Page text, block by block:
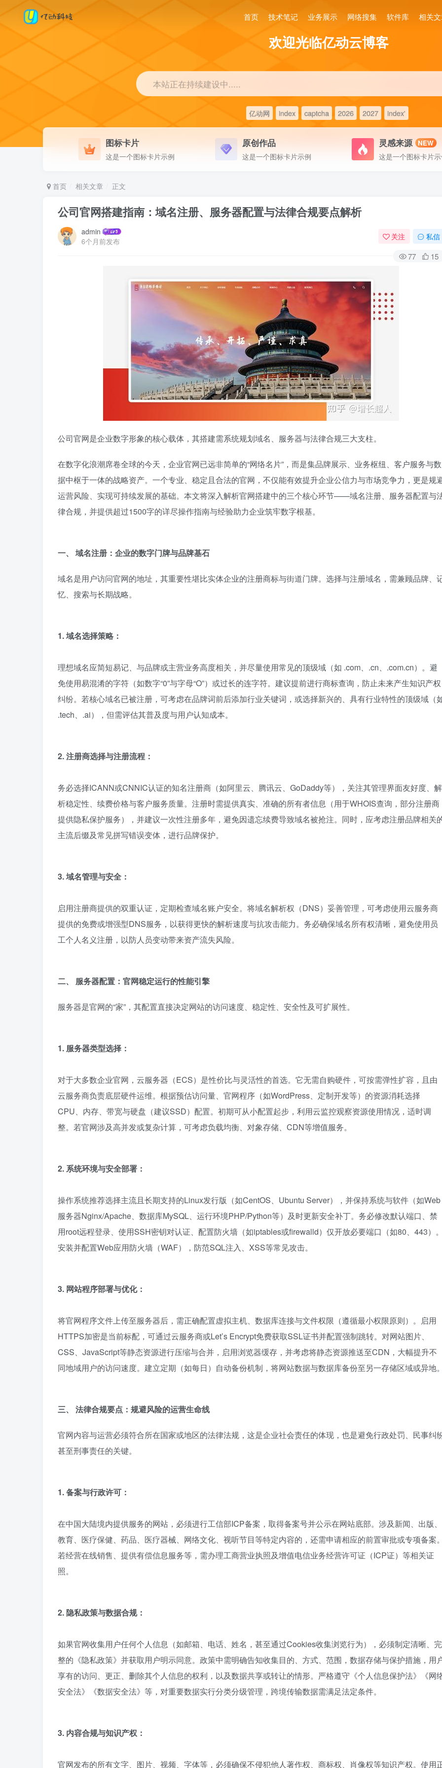
首页 技术笔记 业务展示 网络搜集 软件库 相关
欢迎光临亿动云博客
本站正在持续建设中.....
亿动网 index captcha 2026 2027 index'
图标卡片
这是一个图标卡片示例
原创作品
这是一个图标卡片示例
灵感来源 NEW
这是一个图标卡片
首页 相关文章 正文
公司官网搭建指南：域名注册、服务器配置与法律合规要点解析
admin
6个月前发布
关注 私信
77 15
公司官网是企业数字形象的核心载体，其搭建需系统规划域名、服务器与法律合规三大支柱。
在数字化浪潮席卷全球的今天，企业官网已远非简单的“网络名片”，而是集品牌展示、业务枢纽、客户服务与数
据中枢于一体的战略资产。一个专业、稳定且合法的官网，不仅能有效提升企业公信力与市场竞争力，更是规
运营风险、实现可持续发展的基础。本文将深入解析官网搭建中的三个核心环节——域名注册、服务器配置与
律合规，并提供超过1500字的详尽操作指南与经验助力企业筑牢数字根基。
一、 域名注册：企业的数字门牌与品牌基石
域名是用户访问官网的地址，其重要性堪比实体企业的注册商标与街道门牌。选择与注册域名，需兼顾品牌、
忆、搜索与长期战略。
1. 域名选择策略：
理想域名应简短易记、与品牌或主营业务高度相关，并尽量使用常见的顶级域（如 .com、.cn、.com.cn）。避
免使用易混淆的字符（如数字“0”与字母“O”）或过长的连字符。建议提前进行商标查询，防止未来产生知识产权
纠纷。若核心域名已被注册，可考虑在品牌词前后添加行业关键词，或选择新兴的、具有行业特性的顶级域（
.tech、.ai），但需评估其普及度与用户认知成本。
2. 注册商选择与注册流程：
务必选择ICANN或CNNIC认证的知名注册商（如阿里云、腾讯云、GoDaddy等），关注其管理界面友好度、解
析稳定性、续费价格与客户服务质量。注册时需提供真实、准确的所有者信息（用于WHOIS查询，部分注册商
提供隐私保护服务），并建议一次性注册多年，避免因遗忘续费导致域名被抢注。同时，应考虑注册品牌相关
主流后缀及常见拼写错误变体，进行品牌保护。
3. 域名管理与安全：
启用注册商提供的双重认证，定期检查域名账户安全。将域名解析权（DNS）妥善管理，可考虑使用云服务商
提供的免费或增强型DNS服务，以获得更快的解析速度与抗攻击能力。务必确保域名所有权清晰，避免使用员
工个人名义注册，以防人员变动带来资产流失风险。
二、 服务器配置：官网稳定运行的性能引擎
服务器是官网的“家”，其配置直接决定网站的访问速度、稳定性、安全性及可扩展性。
1. 服务器类型选择：
对于大多数企业官网，云服务器（ECS）是性价比与灵活性的首选。它无需自购硬件，可按需弹性扩容，且由
云服务商负责底层硬件运维。根据预估访问量、官网程序（如WordPress、定制开发等）的资源消耗选择
CPU、内存、带宽与硬盘（建议SSD）配置。初期可从小配置起步，利用云监控观察资源使用情况，适时调
整。若官网涉及高并发或复杂计算，可考虑负载均衡、对象存储、CDN等增值服务。
2. 系统环境与安全部署：
操作系统推荐选择主流且长期支持的Linux发行版（如CentOS、Ubuntu Server），并保持系统与软件（如Web
服务器Nginx/Apache、数据库MySQL、运行环境PHP/Python等）及时更新安全补丁。务必修改默认端口、禁
用root远程登录、使用SSH密钥对认证、配置防火墙（如iptables或firewalld）仅开放必要端口（如80、443）
安装并配置Web应用防火墙（WAF），防范SQL注入、XSS等常见攻击。
3. 网站程序部署与优化：
将官网程序文件上传至服务器后，需正确配置虚拟主机、数据库连接与文件权限（遵循最小权限原则）。启用
HTTPS加密是当前标配，可通过云服务商或Let’s Encrypt免费获取SSL证书并配置强制跳转。对网站图片、
CSS、JavaScript等静态资源进行压缩与合并，启用浏览器缓存，并考虑将静态资源推送至CDN，大幅提升不
同地域用户的访问速度。建立定期（如每日）自动备份机制，将网站数据与数据库备份至另一存储区域或异地
三、 法律合规要点：规避风险的运营生命线
官网内容与运营必须符合所在国家或地区的法律法规，这是企业社会责任的体现，也是避免行政处罚、民事纠
甚至刑事责任的关键。
1. 备案与行政许可：
在中国大陆境内提供服务的网站，必须进行工信部ICP备案，取得备案号并公示在网站底部。涉及新闻、出版、
教育、医疗保健、药品、医疗器械、网络文化、视听节目等特定内容的，还需申请相应的前置审批或专项备案
若经营在线销售、提供有偿信息服务等，需办理工商营业执照及增值电信业务经营许可证（ICP证）等相关证
照。
2. 隐私政策与数据合规：
如果官网收集用户任何个人信息（如邮箱、电话、姓名，甚至通过Cookies收集浏览行为），必须制定清晰、完
整的《隐私政策》并获取用户明示同意。政策中需明确告知收集目的、方式、范围，数据存储与保护措施，用
享有的访问、更正、删除其个人信息的权利，以及数据共享或转让的情形。严格遵守《个人信息保护法》《网
安全法》《数据安全法》等，对重要数据实行分类分级管理，跨境传输数据需满足法定条件。
3. 内容合规与知识产权：
官网发布的所有文字、图片、视频、字体等，必须确保不侵犯他人著作权、商标权、肖像权等知识产权。使用